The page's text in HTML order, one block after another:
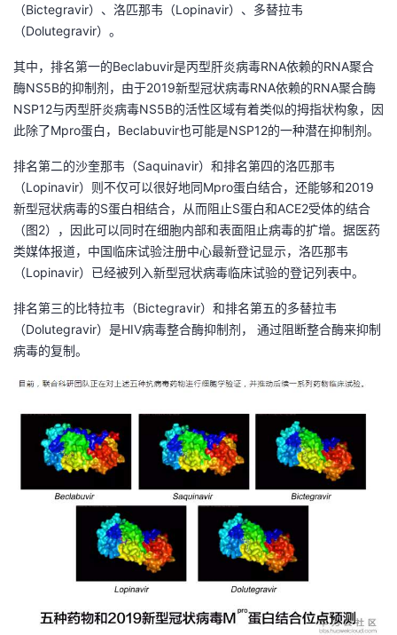
堂
我
课
程
的
认
证
我
的
实
我
的
藏
我
的
技
术
支
持
我
的
云
声
建
（Bictegravir）、洛匹那韦（Lopinavir）、多替拉韦
（Dolutegravir）。
其中，排名第一的Beclabuvir是丙型肝炎病毒RNA依赖的RNA聚合
酶NS5B的抑制剂，由于2019新型冠状病毒RNA依赖的RNA聚合酶
NSP12与丙型肝炎病毒NS5B的活性区域有着类似的拇指状构象，因
此除了Mpro蛋白，Beclabuvir也可能是NSP12的一种潜在抑制剂。
排名第二的沙奎那韦（Saquinavir）和排名第四的洛匹那韦
（Lopinavir）则不仅可以很好地同Mpro蛋白结合，还能够和2019
新型冠状病毒的S蛋白相结合，从而阻止S蛋白和ACE2受体的结合
（图2），因此可以同时在细胞内部和表面阻止病毒的扩增。据医药
类媒体报道，中国临床试验注册中心最新登记显示，洛匹那韦
（Lopinavir）已经被列入新型冠状病毒临床试验的登记列表中。
排名第三的比特拉韦（Bictegravir）和排名第五的多替拉韦
（Dolutegravir）是HIV病毒整合酶抑制剂， 通过阻断整合酶来抑制
病毒的复制。